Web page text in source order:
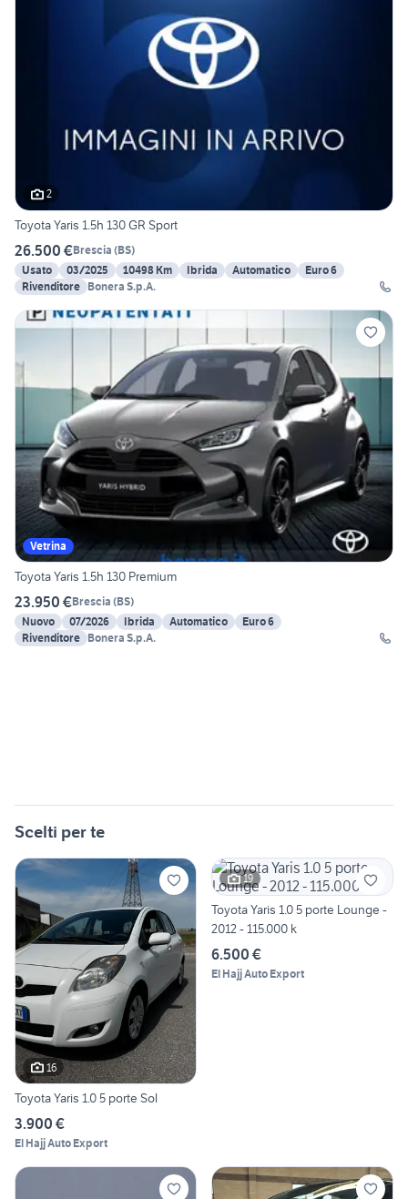
2
Toyota Yaris 1.5h 130 GR Sport
26.500 €Brescia (BS)
Usato
03/2025 10498 Km Ibrida Automatico
Euro 6
Rivenditore Bonera S.p.A.
Vetrina
Toyota Yaris 1.5h 130 Premium
23.950 €Brescia (BS)
Nuovo
07/2026 Ibrida Automatico
Euro 6
Rivenditore Bonera S.p.A.
Scelti per te
16
Toyota Yaris 1.0 5 porte Sol
3.900 €
El Hajj Auto Export
19
Toyota Yaris 1.0 5 porte Lounge -
2012 - 115.000 k
6.500 €
El Hajj Auto Export